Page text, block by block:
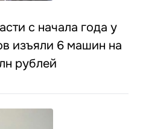
с начала года у
изъяли 6 машин на
рублей